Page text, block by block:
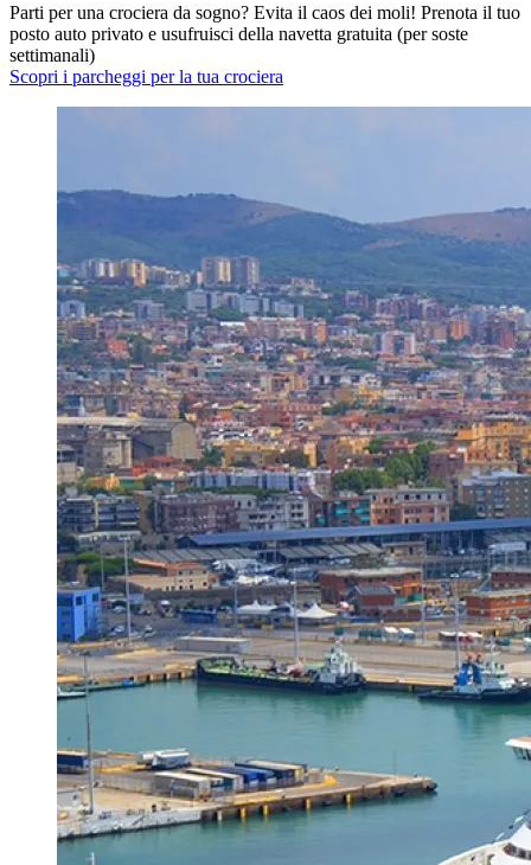
Parti per una crociera da sogno? Evita il caos dei moli! Prenota il tuo
posto auto privato e usufruisci della navetta gratuita (per soste
settimanali)
Scopri i parcheggi per la tua crociera